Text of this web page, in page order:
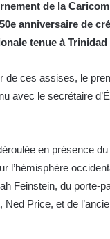
de la
anniversaire de
tenue à Trinidad
de ces assises, le
avec le secrétaire
en présence
l’hémisphère
Feinstein, du porte-
Ned Price, et de